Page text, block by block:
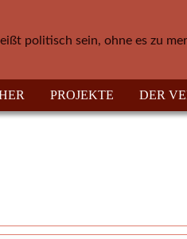
politisch sein, ohne es zu
PROJEKTE DER